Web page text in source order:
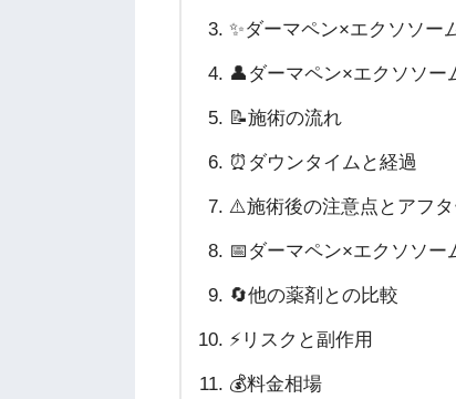
✨ダーマペン×エクソソー
👤ダーマペン×エクソソー
📝施術の流れ
⏰ダウンタイムと経過
⚠️施術後の注意点とアフタ
📅ダーマペン×エクソソー
🔄他の薬剤との比較
⚡リスクと副作用
💰料金相場